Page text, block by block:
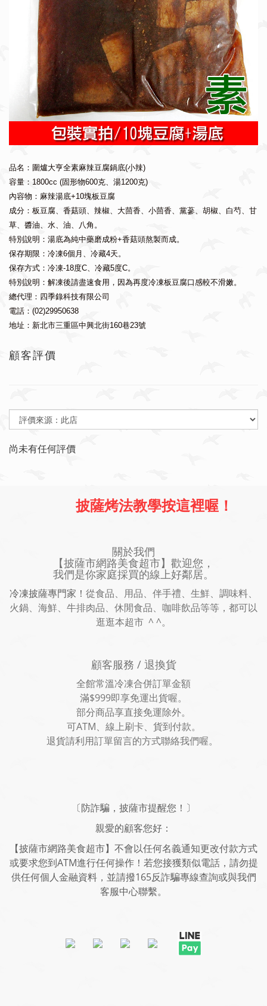
品名：圍爐大亨全素麻辣豆腐鍋底(小辣)
容量：1800cc (固形物600克、湯1200克)
內容物：麻辣湯底+10塊板豆腐
成分：板豆腐、香菇頭、辣椒、大茴香、小茴香、黨蔘、胡椒、白芍、甘
草、醬油、水、油、八角。
特別說明：湯底為純中藥磨成粉+香菇頭熬製而成。
保存期限：冷凍6個月、冷藏4天。
保存方式：冷凍-18度C、冷藏5度C。
特別說明：解凍後請盡速食用，因為再度冷凍板豆腐口感較不滑嫩。
總代理：四季錄科技有限公司
電話：(02)29950638
地址：新北市三重區中興北街160巷23號
顧客評價
尚未有任何評價
披薩烤法教學按這裡喔！
關於我們
【披薩市網路美食超市】歡迎您，
我們是你家庭採買的線上好鄰居。
冷凍披薩專門家！ 從食品、用品、伴手禮、生鮮、調味料、
火鍋、海鮮、牛排肉品、休閒食品、咖啡飲品等等，都可以
逛逛本超市 ^ ^。
顧客服務 / 退換貨
全館常溫冷凍合併訂單金額
滿$999即享免運出貨喔。
部分商品享直接免運除外。
可ATM、線上刷卡、貨到付款。
退貨請利用訂單留言的方式聯絡我們喔。
〔防詐騙，披薩市提醒您！〕
親愛的顧客您好：
【披薩市網路美食超市】不會以任何名義通知更改付款方式
或要求您到ATM進行任何操作！若您接獲類似電話，請勿提
供任何個人金融資料，並請撥165反詐騙專線查詢或與我們
客服中心聯繫。